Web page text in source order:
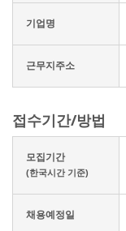
기업명
근무지주소
접수기간/방법
모집기간
(한국시간 기준)
채용예정일